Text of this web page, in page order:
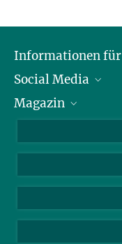
Informationen für
Journalist*innen
Stipendiat*innen
Social Media
LinkedIn
Magazin